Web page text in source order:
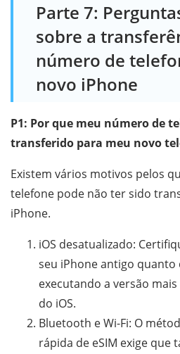
Parte 7:
sobre a
número de
novo iPhone
P1: Por que meu número de
transferido para meu novo
Existem vários motivos pelos
telefone pode não ter sido
iPhone.
iOS desatualizado:
seu iPhone antigo quanto
executando a versão
do iOS.
Bluetooth e Wi-Fi: O
rápida de eSIM exige que